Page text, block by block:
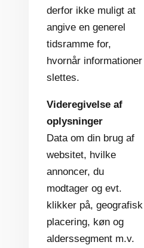
derfor ikke muligt at
angive en generel
tidsramme for,
hvornår informationer
slettes.
Videregivelse af
oplysninger
Data om din brug af
websitet, hvilke
annoncer, du
modtager og evt.
klikker på, geografisk
placering, køn og
alderssegment m.v.